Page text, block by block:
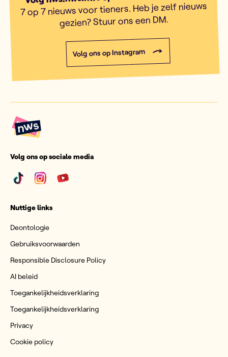
7 op 7 nieuws voor tieners. Heb je zelf nieuws
gezien? Stuur ons een DM.
Volg ons op Instagram
Volg ons op sociale media
Nuttige links
Deontologie
Gebruiksvoorwaarden
Responsible Disclosure Policy
AI beleid
Toegankelijkheidsverklaring
Toegankelijkheidsverklaring
Privacy
Cookie policy